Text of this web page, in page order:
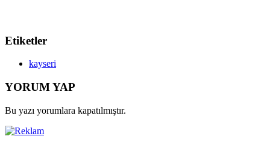
Etiketler
kayseri
YORUM YAP
Bu yazı yorumlara kapatılmıştır.